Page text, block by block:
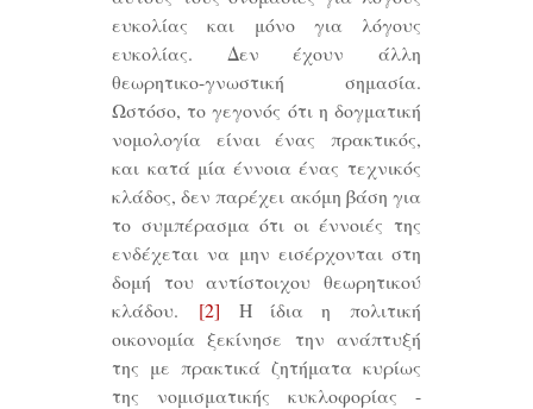
ευκολίας και μόνο για λόγους
ευκολίας. Δεν έχουν άλλη
θεωρητικο-γνωστική σημασία.
Ωστόσο, το γεγονός ότι η δογματική
νομολογία είναι ένας πρακτικός,
και κατά μία έννοια ένας τεχνικός
κλάδος, δεν παρέχει ακόμη βάση για
το συμπέρασμα ότι οι έννοιές της
ενδέχεται να μην εισέρχονται στη
δομή του αντίστοιχου θεωρητικού
κλάδου. [2] Η ίδια η πολιτική
οικονομία ξεκίνησε την ανάπτυξή
της με πρακτικά ζητήματα κυρίως
της νομισματικής κυκλοφορίας -